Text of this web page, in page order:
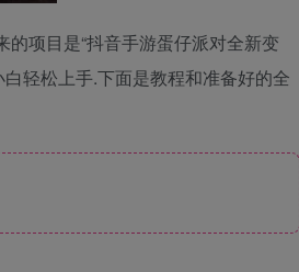
项目是“抖音手游蛋仔派对全新变
轻松上手.下面是教程和准备好的全